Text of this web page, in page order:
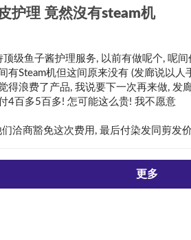
护理 竟然沒有steam机
级鱼子酱护理服务, 以前有做呢个, 呢
有Steam机但这间原来没有 (发廊说以人
得浪费了产品, 我说要下一次再来做, 发
4百多5百多! 怎可能这么贵! 我不愿意
洽商豁免这次费用, 最后付染发同剪发
更多